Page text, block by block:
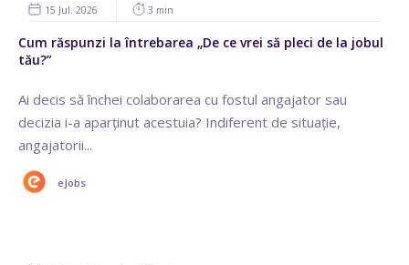
15 Jul. 2026 3 min
Cum răspunzi la întrebarea „De ce vrei să pleci de la jobul
tău?”
Ai decis să închei colaborarea cu fostul angajator sau
decizia i-a aparținut acestuia? Indiferent de situație,
angajatorii...
eJobs